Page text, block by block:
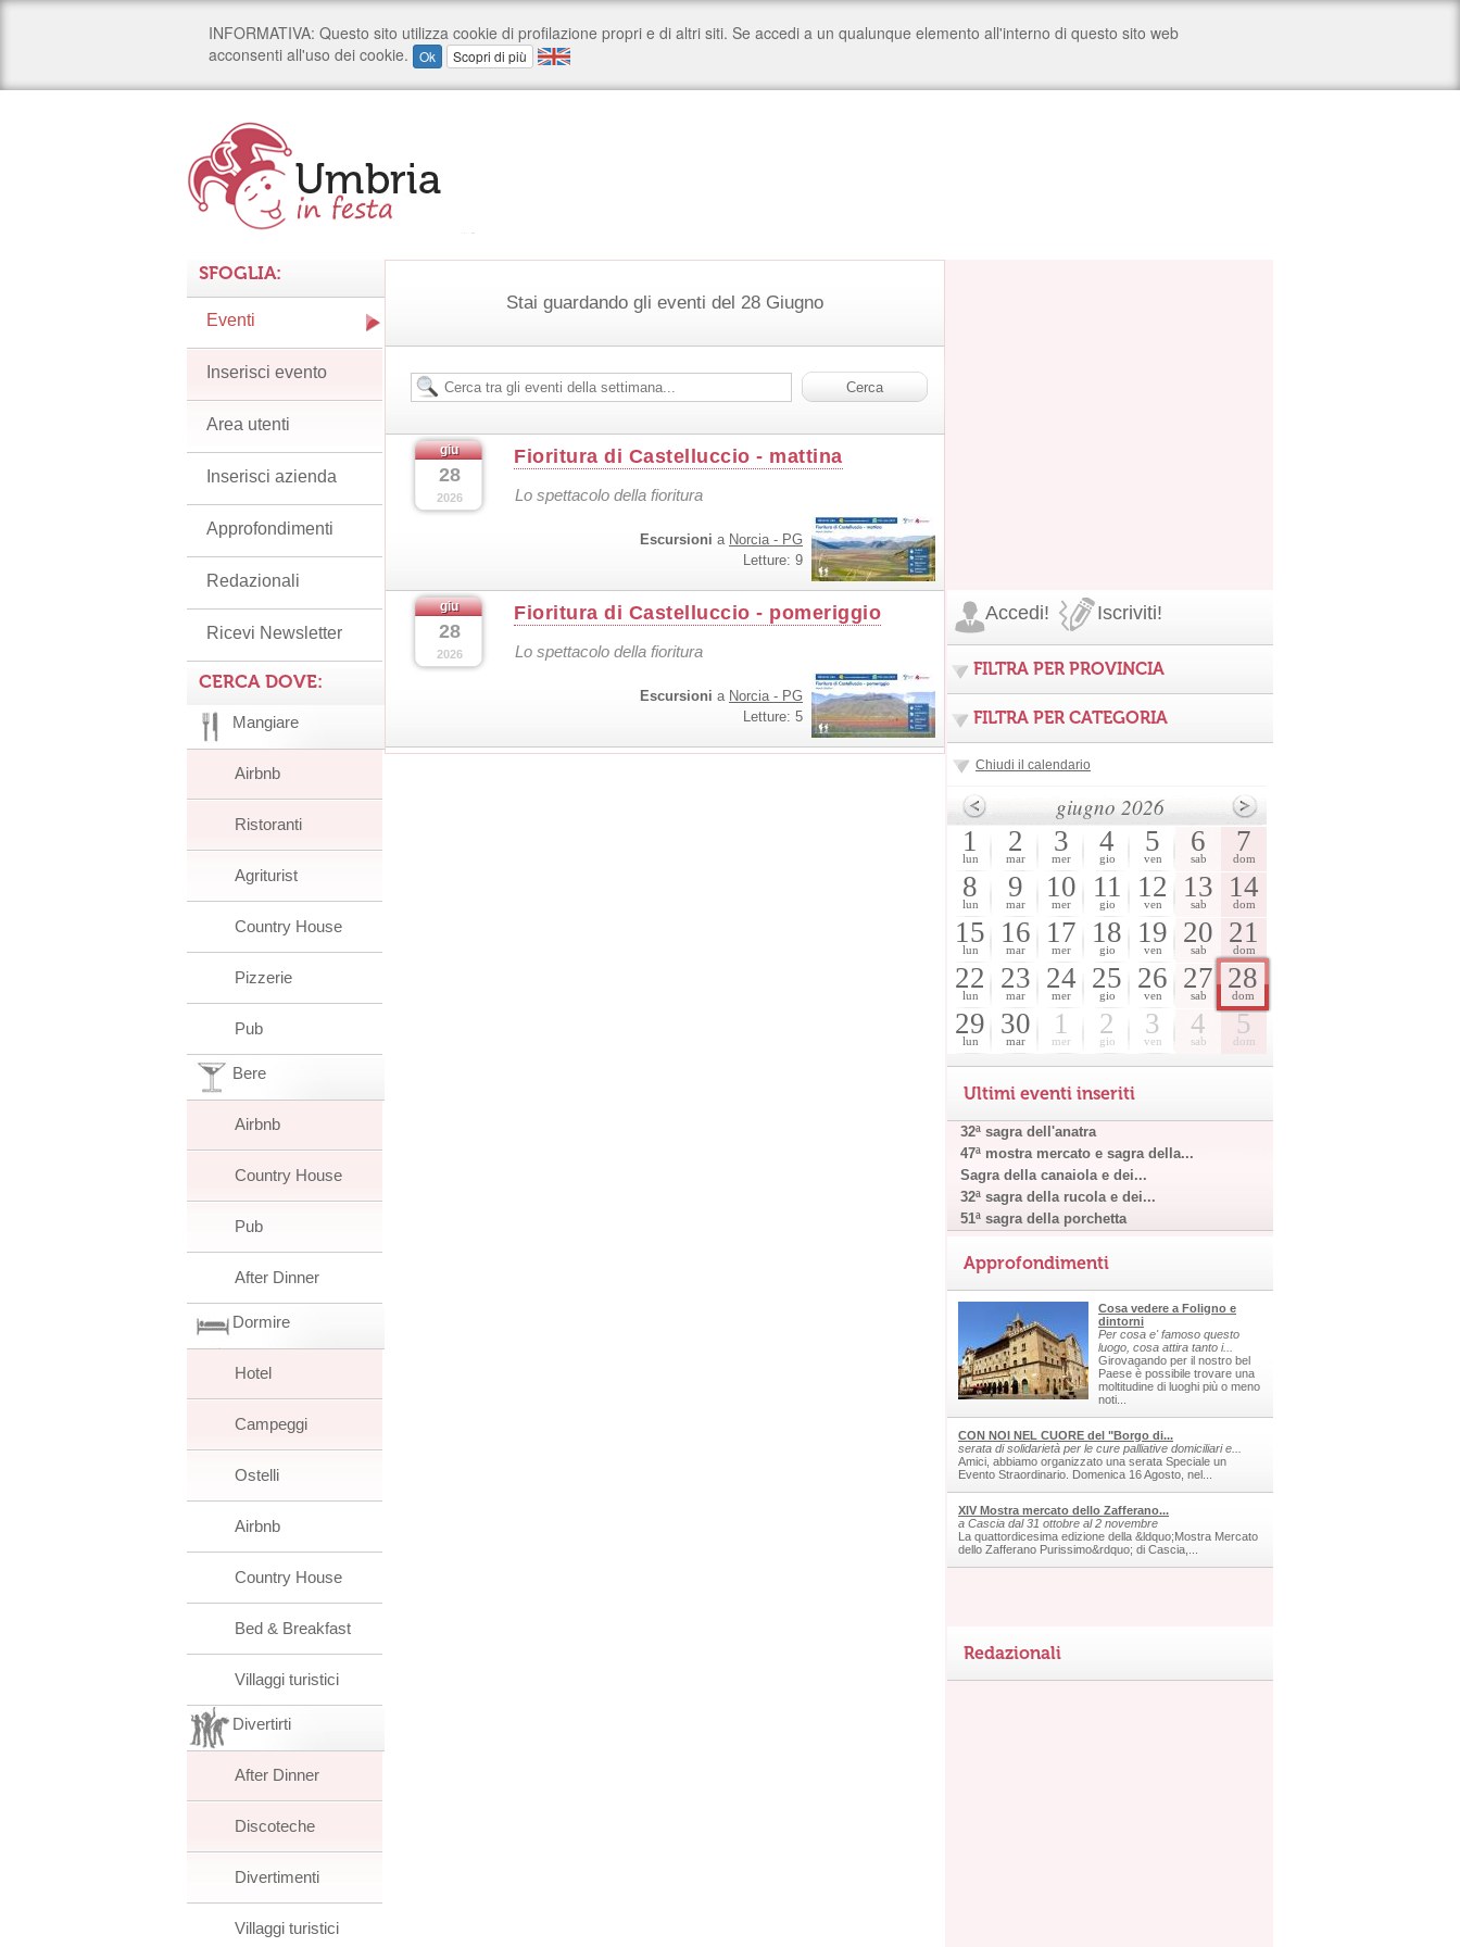
Stai guardando gli eventi del 28 Giugno
giu
28
2026
Fioritura di Castelluccio - mattina
Lo spettacolo della fioritura
Escursioni a Norcia - PG
Letture: 9
giu
28
2026
Fioritura di Castelluccio - pomeriggio
Lo spettacolo della fioritura
Escursioni a Norcia - PG
Letture: 5
SFOGLIA:
Eventi
Inserisci evento
Area utenti
Inserisci azienda
Approfondimenti
Redazionali
Ricevi Newsletter
CERCA DOVE:
Mangiare
Airbnb
Ristoranti
Agriturist
Country House
Pizzerie
Pub
Bere
Airbnb
Country House
Pub
After Dinner
Dormire
Hotel
Campeggi
Ostelli
Airbnb
Country House
Bed & Breakfast
Villaggi turistici
Divertirti
After Dinner
Discoteche
Divertimenti
Villaggi turistici
Accedi! Iscriviti!
FILTRA PER PROVINCIA
FILTRA PER CATEGORIA
Chiudi il calendario
giugno 2026
1
lun
2
mar
3
mer
4
gio
5
ven
6
sab
7
dom
8
lun
9
mar
10
mer
11
gio
12
ven
13
sab
14
dom
15
lun
16
mar
17
mer
18
gio
19
ven
20
sab
21
dom
22
lun
23
mar
24
mer
25
gio
26
ven
27
sab
28
dom
29
lun
30
mar
1
mer
2
gio
3
ven
4
sab
5
dom
Ultimi eventi inseriti
32ª sagra dell'anatra
47ª mostra mercato e sagra della...
Sagra della canaiola e dei...
32ª sagra della rucola e dei...
51ª sagra della porchetta
Approfondimenti
Cosa vedere a Foligno e
dintorni
Per cosa e' famoso questo
luogo, cosa attira tanto i...
Girovagando per il nostro bel
Paese è possibile trovare una
moltitudine di luoghi più o meno
noti...
CON NOI NEL CUORE del "Borgo di...
serata di solidarietà per le cure palliative domiciliari e...
Amici, abbiamo organizzato una serata Speciale un
Evento Straordinario. Domenica 16 Agosto, nel...
XIV Mostra mercato dello Zafferano...
a Cascia dal 31 ottobre al 2 novembre
La quattordicesima edizione della &ldquo;Mostra Mercato
dello Zafferano Purissimo&rdquo; di Cascia,...
Redazionali